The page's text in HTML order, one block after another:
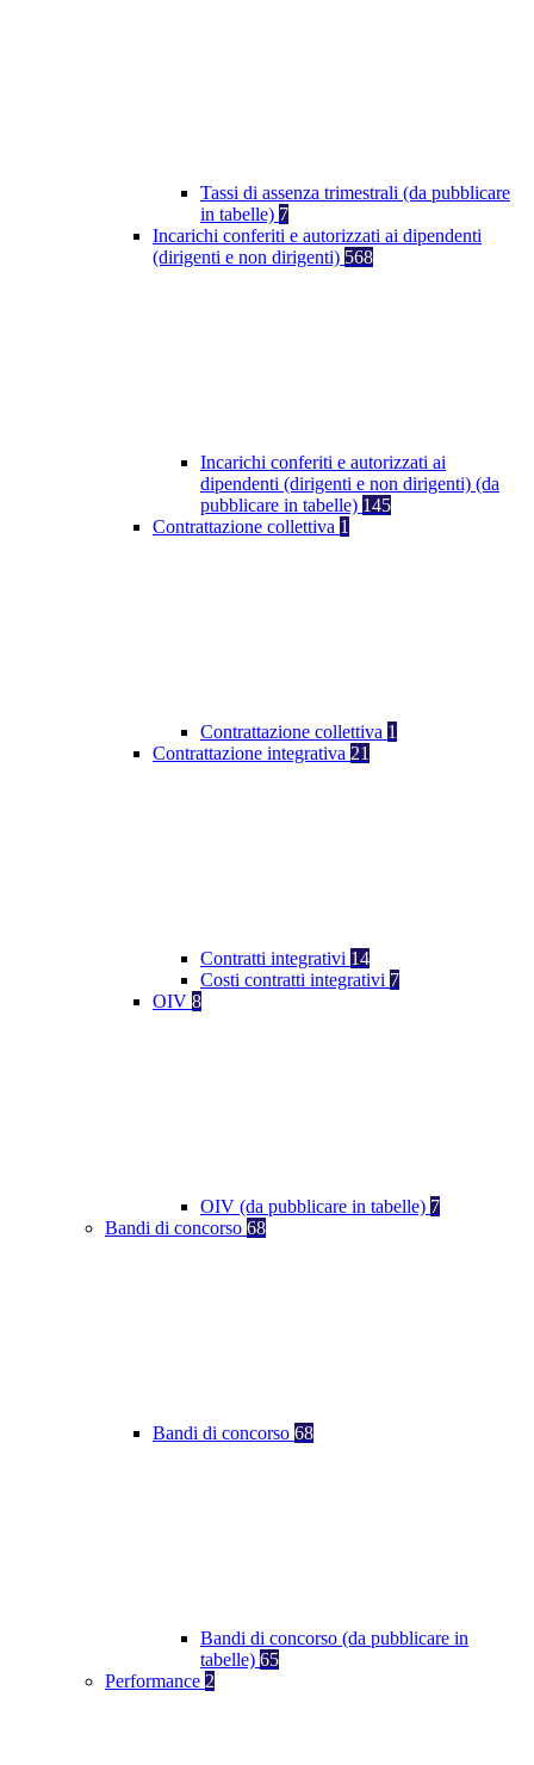
Tassi di assenza trimestrali (da pubblicare
in tabelle) 7
Incarichi conferiti e autorizzati ai dipendenti
(dirigenti e non dirigenti) 568
Incarichi conferiti e autorizzati ai
dipendenti (dirigenti e non dirigenti) (da
pubblicare in tabelle) 145
Contrattazione collettiva 1
Contrattazione collettiva 1
Contrattazione integrativa 21
Contratti integrativi 14
Costi contratti integrativi 7
OIV 8
OIV (da pubblicare in tabelle) 7
Bandi di concorso 68
Bandi di concorso 68
Bandi di concorso (da pubblicare in
tabelle) 65
Performance 2